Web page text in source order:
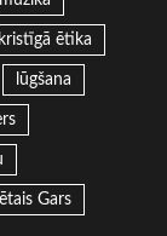
kristīgā ētika
lūgšana
Gars